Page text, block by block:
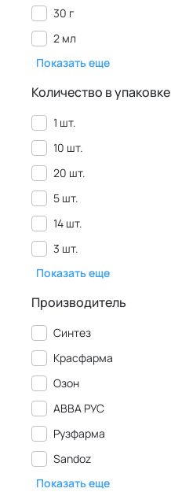
30 г
2 мл
Показать еще
Количество в упаковке
1 шт.
10 шт.
20 шт.
5 шт.
14 шт.
3 шт.
Показать еще
Производитель
Синтез
Красфарма
Озон
АВВА РУС
Рузфарма
Sandoz
Показать еще